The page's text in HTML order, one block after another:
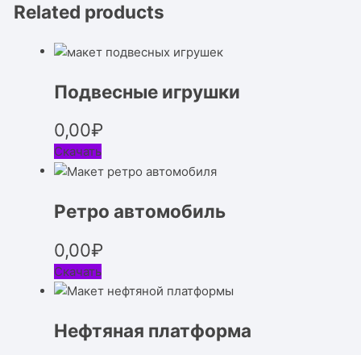
Related products
Подвесные игрушки
0,00₽
Скачать
Ретро автомобиль
0,00₽
Скачать
Нефтяная платформа